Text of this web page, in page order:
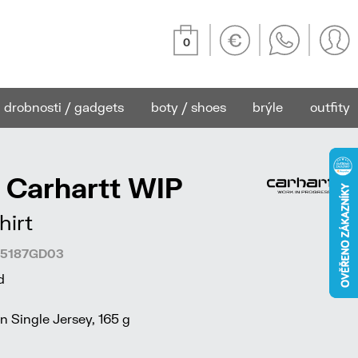
0
drobnosti / gadgets boty / shoes brýle outfity
WIP
Single Jersey, 165 g